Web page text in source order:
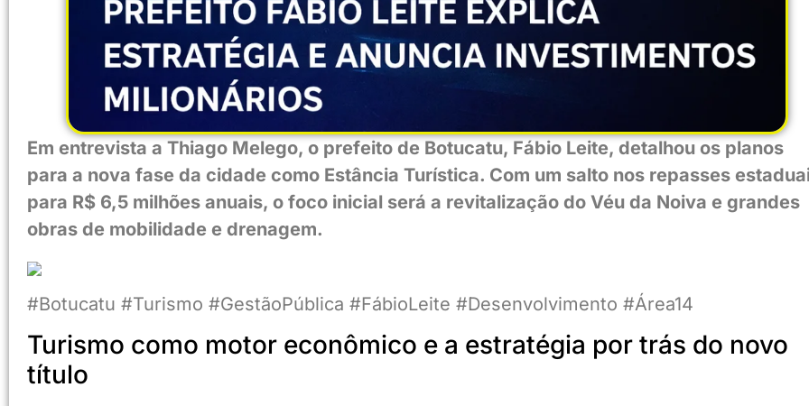
Em entrevista a Thiago Melego, o prefeito de Botucatu, Fábio Leite, detalhou os planos
para a nova fase da cidade como Estância Turística. Com um salto nos repasses
para R$ 6,5 milhões anuais, o foco inicial será a revitalização do Véu da Noiva e grandes
obras de mobilidade e drenagem.
#Botucatu #Turismo #GestãoPública #FábioLeite #Desenvolvimento #Área14
Turismo como motor econômico e a estratégia por trás do novo
título